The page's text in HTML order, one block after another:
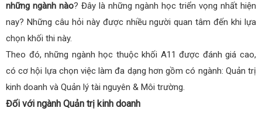
những ngành nào? Đây là những ngành học triển vọng nhất hiện
nay? Những câu hỏi này được nhiều người quan tâm đến khi lựa
chọn khối thi này.
Theo đó, những ngành học thuộc khối A11 được đánh giá cao,
có cơ hội lựa chọn việc làm đa dạng hơn gồm có ngành: Quản trị
kinh doanh và Quản lý tài nguyên & Môi trường.
Đối với ngành Quản trị kinh doanh